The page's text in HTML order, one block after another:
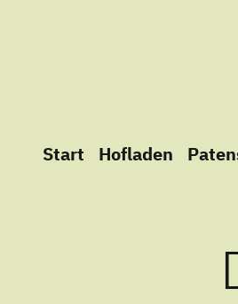
Biohof Berger
Ökologische Landwirtschaft
Start Hofladen